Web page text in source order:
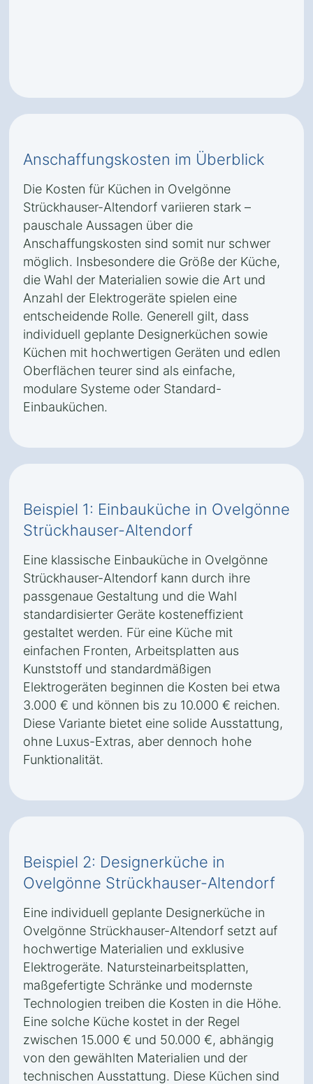
Anschaffungskosten im Überblick
Die Kosten für Küchen in Ovelgönne
Strückhauser-Altendorf variieren stark –
pauschale Aussagen über die
Anschaffungskosten sind somit nur schwer
möglich. Insbesondere die Größe der Küche,
die Wahl der Materialien sowie die Art und
Anzahl der Elektrogeräte spielen eine
entscheidende Rolle. Generell gilt, dass
individuell geplante Designerküchen sowie
Küchen mit hochwertigen Geräten und edlen
Oberflächen teurer sind als einfache,
modulare Systeme oder Standard-
Einbauküchen.
Beispiel 1: Einbauküche in Ovelgönne
Strückhauser-Altendorf
Eine klassische Einbauküche in Ovelgönne
Strückhauser-Altendorf kann durch ihre
passgenaue Gestaltung und die Wahl
standardisierter Geräte kosteneffizient
gestaltet werden. Für eine Küche mit
einfachen Fronten, Arbeitsplatten aus
Kunststoff und standardmäßigen
Elektrogeräten beginnen die Kosten bei etwa
3.000 € und können bis zu 10.000 € reichen.
Diese Variante bietet eine solide Ausstattung,
ohne Luxus-Extras, aber dennoch hohe
Funktionalität.
Beispiel 2: Designerküche in
Ovelgönne Strückhauser-Altendorf
Eine individuell geplante Designerküche in
Ovelgönne Strückhauser-Altendorf setzt auf
hochwertige Materialien und exklusive
Elektrogeräte. Natursteinarbeitsplatten,
maßgefertigte Schränke und modernste
Technologien treiben die Kosten in die Höhe.
Eine solche Küche kostet in der Regel
zwischen 15.000 € und 50.000 €, abhängig
von den gewählten Materialien und der
technischen Ausstattung. Diese Küchen sind